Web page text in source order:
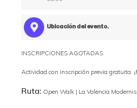
Ubicación del evento:
INSCRIPCIONES AGOTADAS
Actividad con inscripción previa gratuita.
Ruta: Open Walk | La Valencia